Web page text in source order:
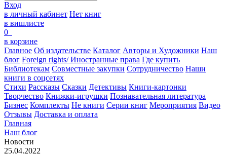
Вход
в личный кабинет Нет книг
в вишлисте
0
в корзине
Главное Об издательстве Каталог Авторы и Художники Наш
блог Foreign rights/ Иностранные права Где купить
Библиотекам Совместные закупки Сотрудничество Наши
книги в соцсетях
Стихи Рассказы Сказки Детективы Книги-картонки
Творчество Книжки-игрушки Познавательная литература
Бизнес Комплекты Не книги Серии книг Мероприятия Видео
Отзывы Доставка и оплата
Главная
Наш блог
Новости
25.04.2022